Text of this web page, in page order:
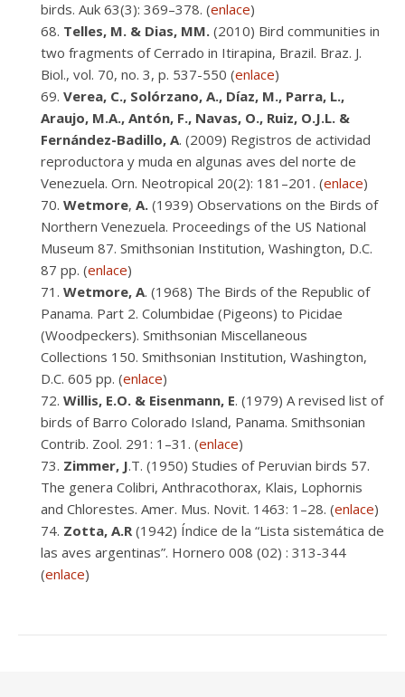
birds. Auk 63(3): 369–378. (enlace)
Telles, M. & Dias, MM. (2010) Bird communities in
two fragments of Cerrado in Itirapina, Brazil. Braz. J.
Biol., vol. 70, no. 3, p. 537-550 (enlace)
Verea, C., Solórzano, A., Díaz, M., Parra, L.,
Araujo, M.A., Antón, F., Navas, O., Ruiz, O.J.L. &
Fernández-Badillo, A. (2009) Registros de actividad
reproductora y muda en algunas aves del norte de
Venezuela. Orn. Neotropical 20(2): 181–201. (enlace)
Wetmore, A. (1939) Observations on the Birds of
Northern Venezuela. Proceedings of the US National
Museum 87. Smithsonian Institution, Washington, D.C.
87 pp. (enlace)
Wetmore, A. (1968) The Birds of the Republic of
Panama. Part 2. Columbidae (Pigeons) to Picidae
(Woodpeckers). Smithsonian Miscellaneous
Collections 150. Smithsonian Institution, Washington,
D.C. 605 pp. (enlace)
Willis, E.O. & Eisenmann, E. (1979) A revised list of
birds of Barro Colorado Island, Panama. Smithsonian
Contrib. Zool. 291: 1–31. (enlace)
Zimmer, J.T. (1950) Studies of Peruvian birds 57.
The genera Colibri, Anthracothorax, Klais, Lophornis
and Chlorestes. Amer. Mus. Novit. 1463: 1–28. (enlace)
Zotta, A.R(1942) Índice de la “Lista sistemática de
las aves argentinas”. Hornero 008 (02) : 313-344
(enlace)